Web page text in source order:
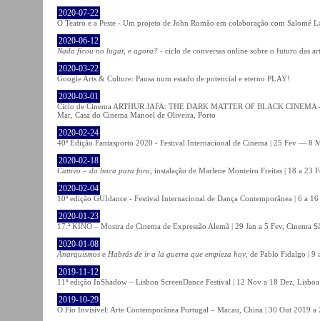
2020-07-22
O Teatro e a Peste - Um projeto de John Romão em colaboração com Salomé
2020-06-12
Nada ficou no lugar, e agora? - ciclo de conversas online sobre o futuro das
2020-03-22
Google Arts & Culture: Pausa num estado de potencial e eterno PLAY!
2020-03-01
Ciclo de Cinema ARTHUR JAFA: THE DARK MATTER OF BLACK
Mar, Casa do Cinema Manoel de Oliveira, Porto
2020-02-24
40ª Edição Fantasporto 2020 - Festival Internacional de Cinema | 25 Fev — 8
2020-02-18
Cattivo – da boca para fora , instalação de Marlene Monteiro Freitas | 18 a
2020-02-04
10ª edição GUIdance - Festival Internacional de Dança Contemporânea | 6 a
2020-01-23
17.ª KINO – Mostra de Cinema de Expressão Alemã | 29 Jan a 5 Fev, Cinema
2020-01-08
Anarquismos e Habrás de ir a la guerra que empieza hoy , de Pablo Fidalgo |
2019-11-12
11ª edição InShadow – Lisbon ScreenDance Festival | 12 Nov a 18 Dez, Lisboa
2019-10-29
O Fio Invisível: Arte Contemporânea Portugal – Macau, China | 30 Out 2019